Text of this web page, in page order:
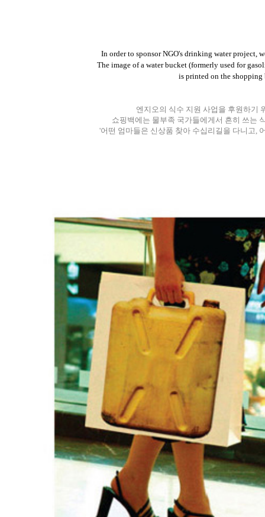
In order to sponsor NGO's drinking water project,
The image of a water bucket (formerly used for
is printed on the
엔지오의 식수 지원 사업을 후원하기
쇼핑백에는 물부족 국가들에게서 흔히 쓰는
'어떤 엄마들은 신상품 찾아 수십리길을 다니고,